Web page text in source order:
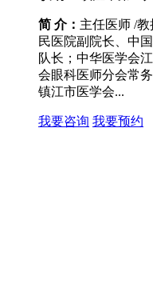
简 介： 主任医师 /
民医院副院长、中
队长；中华医学会
会眼科医师分会常
镇江市医学会...
我要咨询 我要预约